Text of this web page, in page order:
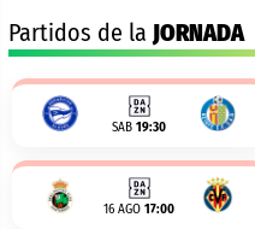
Partidos de la JORNADA
SAB 19:30
16 AGO 17:00